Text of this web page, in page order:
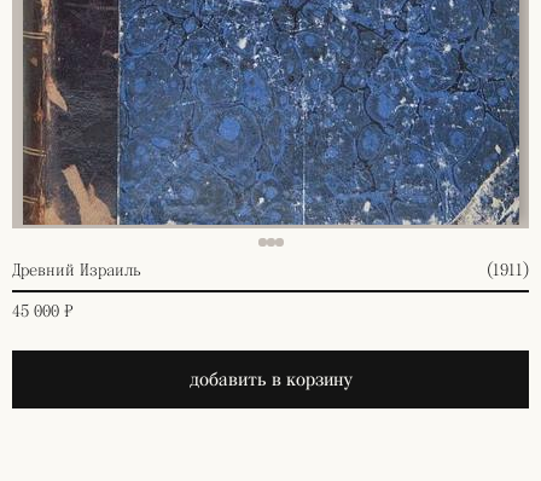
Древний Израиль
(1911)
45 000 ₽
добавить в корзину